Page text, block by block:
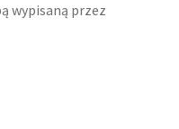
wypisaną przez